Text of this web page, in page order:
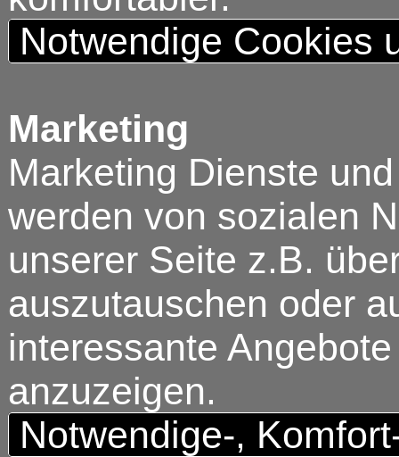
Notwendige Cookies
Marketing
Marketing Dienste
werden von sozialen
unserer Seite z.B.
auszutauschen oder
interessante
anzuzeigen.
Notwendige-,